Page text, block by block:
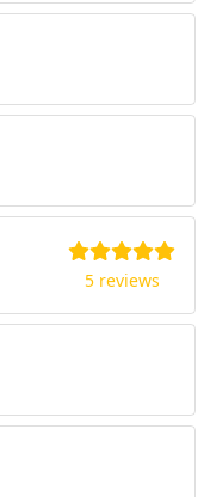
5 reviews